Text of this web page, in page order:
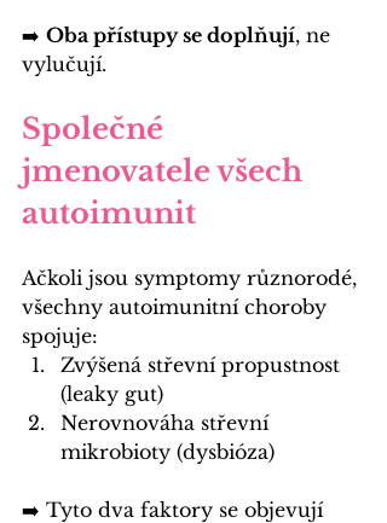
➡️ Oba přístupy se doplňují, ne
vylučují.
Společné
jmenovatele všech
autoimunit
Ačkoli jsou symptomy různorodé,
všechny autoimunitní choroby
spojuje:
Zvýšená střevní propustnost
(leaky gut)
Nerovnováha střevní
mikrobioty (dysbióza)
➡️ Tyto dva faktory se objevují